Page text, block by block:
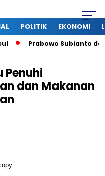
POLITIK EKONOMI
Prabowo Subianto dan
Penuhi
dan Makanan